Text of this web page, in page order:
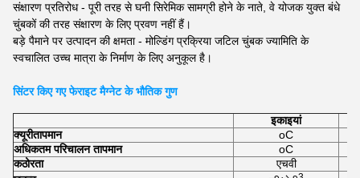
संक्षारण प्रतिरोध - पूरी तरह से घनी सिरेमिक सामग्री होने के नाते, वे योजक युक्त बंधे
चुंबकों की तरह संक्षारण के लिए प्रवण नहीं हैं।
बड़े पैमाने पर उत्पादन की क्षमता - मोल्डिंग प्रक्रिया जटिल चुंबक ज्यामिति के
स्वचालित उच्च मात्रा के निर्माण के लिए अनुकूल है।
सिंटर किए गए फेराइट मैग्नेट के भौतिक गुण
इकाइयां
क्यूरीतापमान
oC
अधिकतम परिचालन तापमान
oC
कठोरता
एचवी